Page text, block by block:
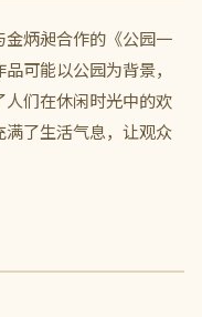
炳昶合作的《公园一
可能以公园为背景，
们在休闲时光中的欢
了生活气息，让观众